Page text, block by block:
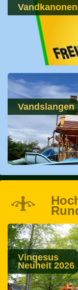
Vandkanonen
Vandslangen
Vingesus
Neuheit 2026